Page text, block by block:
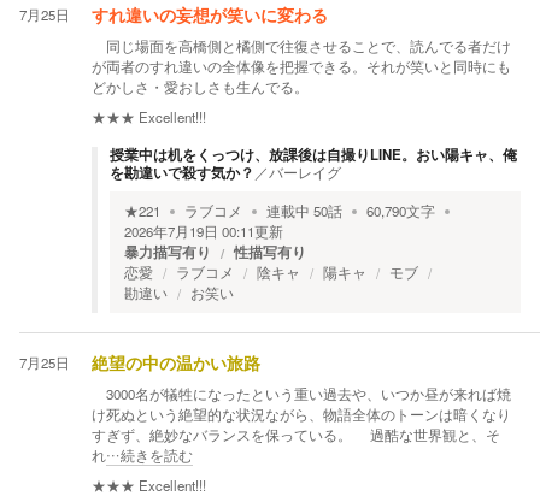
7月25日 すれ違いの妄想が笑いに変わる
同じ場面を高橋側と橘側で往復させることで、読んでる者だけ
が両者のすれ違いの全体像を把握できる。それが笑いと同時にも
どかしさ・愛おしさも生んでる。
★★★ Excellent!!!
授業中は机をくっつけ、放課後は自撮りLINE。おい陽キャ、俺
を勘違いで殺す気か？ ／バーレイグ
★221 ラブコメ 連載中 50話 60,790文字
2026年7月19日 00:11更新
暴力描写有り 性描写有り
恋愛 ラブコメ 陰キャ 陽キャ
モブ
勘違い
お笑い
7月25日 絶望の中の温かい旅路
3000名が犠牲になったという重い過去や、いつか昼が来れば焼
け死ぬという絶望的な状況ながら、物語全体のトーンは暗くなり
すぎず、絶妙なバランスを保っている。 過酷な世界観と、そ
れ…続きを読む
★★★ Excellent!!!